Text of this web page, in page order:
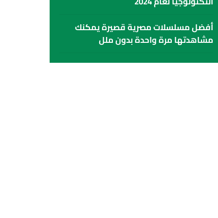
أفضل مسلسلات مصرية قصيرة يمكنك
مشاهدتها مرة واحدة بدون ملل